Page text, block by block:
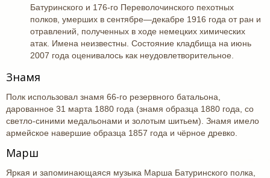
Батуринского и 176-го Переволочинского пехотных
полков, умерших в сентябре—декабре 1916 года от ран и
отравлений, полученных в ходе немецких химических
атак. Имена неизвестны. Состояние кладбища на июнь
2007 года оценивалось как неудовлетворительное.
Знамя
Полк использовал знамя 66-го резервного батальона,
дарованное 31 марта 1880 года (знамя образца 1880 года, со
светло-синими медальонами и золотым шитьем). Знамя имело
армейское навершие образца 1857 года и чёрное древко.
Марш
Яркая и запоминающаяся музыка Марша Батуринского полка,